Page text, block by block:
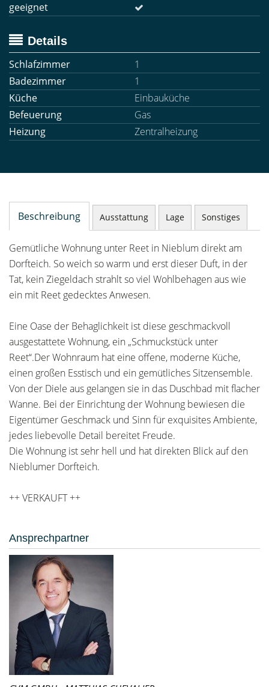
geeignet
Details
Schlafzimmer
1
Badezimmer
1
Küche
Einbauküche
Befeuerung
Gas
Heizung
Zentralheizung
Beschreibung Ausstattung Lage Sonstiges
Gemütliche Wohnung unter Reet in Nieblum direkt am
Dorfteich. So weich so warm und erst dieser Duft, in der
Tat, kein Ziegeldach strahlt so viel Wohlbehagen aus wie
ein mit Reet gedecktes Anwesen.
Eine Oase der Behaglichkeit ist diese geschmackvoll
ausgestattete Wohnung, ein „Schmuckstück unter
Reet“.Der Wohnraum hat eine offene, moderne Küche,
einen großen Esstisch und ein gemütliches Sitzensemble.
Von der Diele aus gelangen sie in das Duschbad mit flacher
Wanne. Bei der Einrichtung der Wohnung bewiesen die
Eigentümer Geschmack und Sinn für exquisites Ambiente,
jedes liebevolle Detail bereitet Freude.
Die Wohnung ist sehr hell und hat direkten Blick auf den
Nieblumer Dorfteich.
++ VERKAUFT ++
Ansprechpartner